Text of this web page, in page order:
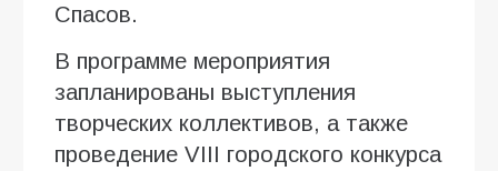
Спасов.
В программе мероприятия
запланированы выступления
творческих коллективов, а также
проведение VIII городского конкурса